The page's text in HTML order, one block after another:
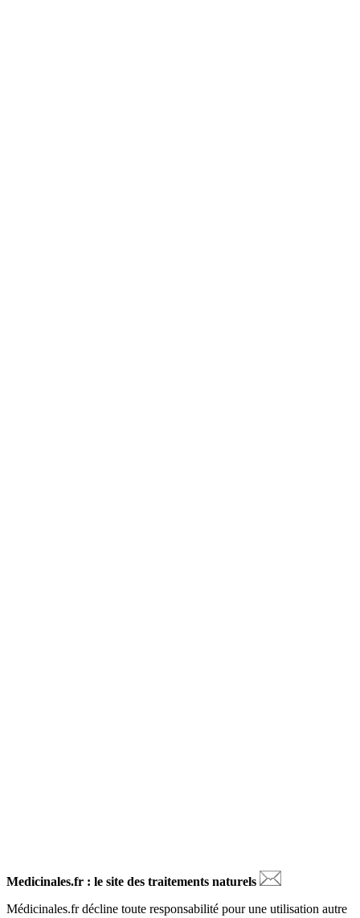
Medicinales.fr : le site des traitements naturels
Médicinales.fr décline toute responsabilité pour une utilisation autre